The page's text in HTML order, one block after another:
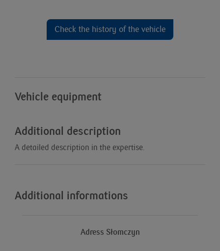
Check the history of the vehicle
Vehicle equipment
Additional description
A detailed description in the expertise.
Additional informations
Adress Słomczyn